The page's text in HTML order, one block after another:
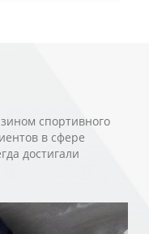
спортивного
в сфере
достигали